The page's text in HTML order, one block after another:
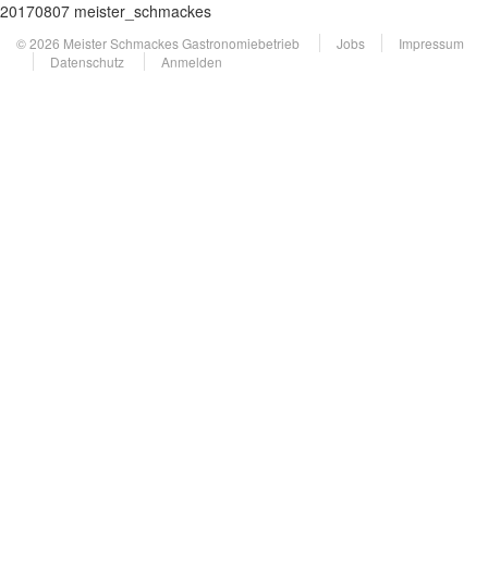
20170807 meister_schmackes
© 2026 Meister Schmackes Gastronomiebetrieb Jobs
Impressum
Datenschutz
Anmelden